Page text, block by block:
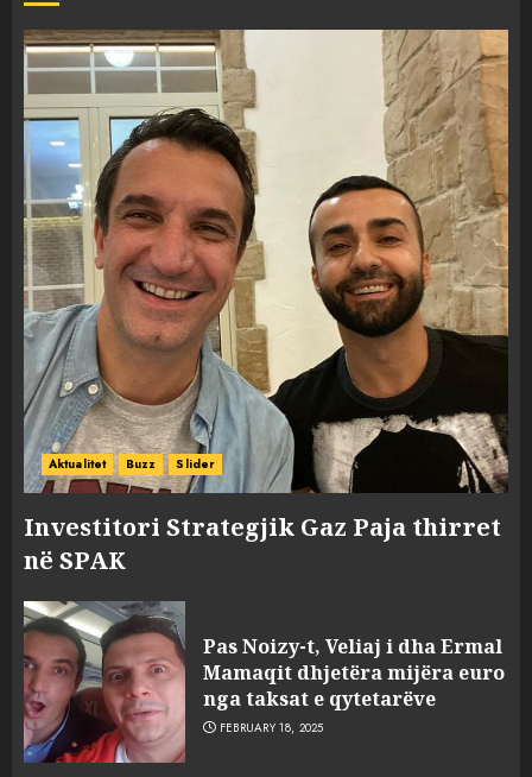
Aktualitet Buzz Slider
Investitori Strategjik Gaz Paja thirret
në SPAK
Pas Noizy-t, Veliaj i dha Ermal
Mamaqit dhjetëra mijëra euro
nga taksat e qytetarëve
FEBRUARY 18, 2025